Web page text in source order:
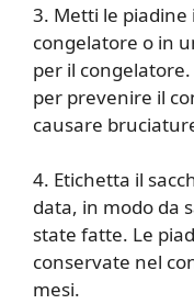
3. Metti le
congelatore o in
per il
per prevenire il
causare
4. Etichetta il
data, in modo da
state fatte. Le
conservate nel
mesi.